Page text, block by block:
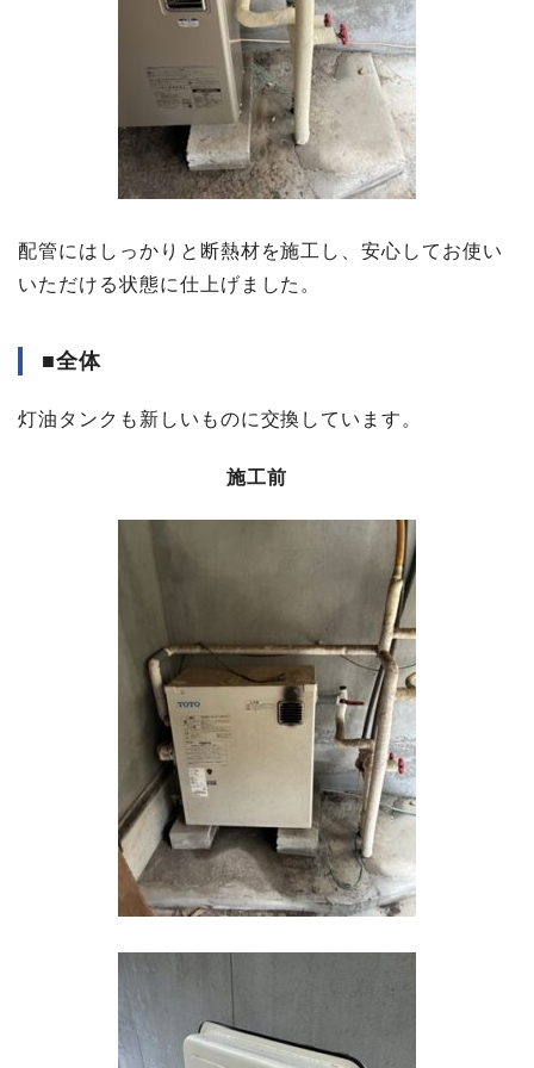
配管にはしっかりと断熱材を施工し、安心してお使い
いただける状態に仕上げました。
■全体
灯油タンクも新しいものに交換しています。
施工前